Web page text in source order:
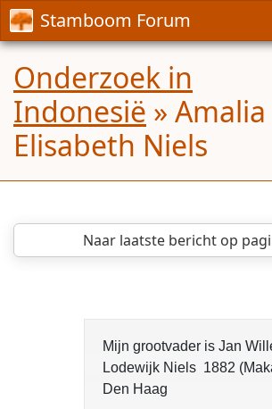
Stamboom Forum
Onderzoek in
Indonesië » Amalia
Elisabeth Niels
Naar laatste berichtop
Mijn grootvader is Jan
Lodewijk Niels 1882
Den Haag